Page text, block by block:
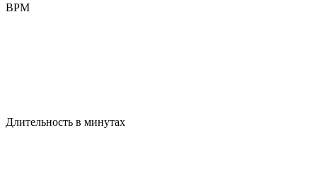
BPM
Длительность в минутах